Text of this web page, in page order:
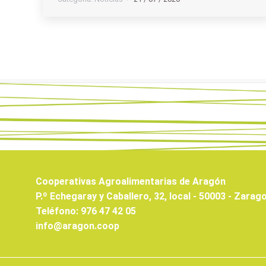
Cooperativas Agroalimentarias de Aragón
P.º Echegaray y Caballero, 32, local - 50003 -
Teléfono: 976 47 42 05
info@aragon.coop